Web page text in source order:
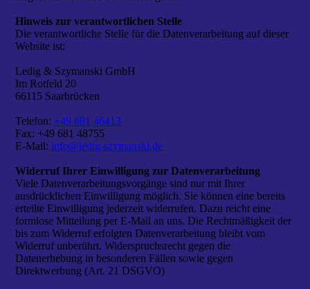
Hinweis zur verantwortlichen Stelle
Die verantwortliche Stelle für die Datenverarbeitung auf dieser
Website ist:
Ledig & Szymanski GmbH
Im Rotfeld 20
66115 Saarbrücken
Telefon: +49 681 46413
Fax: +49 681 48755
E-Mail: info@ledig-szymanski.de
Widerruf Ihrer Einwilligung zur Datenverarbeitung
Viele Datenverarbeitungsvorgänge sind nur mit Ihrer
ausdrücklichen Einwilligung möglich. Sie können eine bereits
erteilte Einwilligung jederzeit widerrufen. Dazu reicht eine
formlose Mitteilung per E-Mail an uns. Die Rechtmäßigkeit der
bis zum Widerruf erfolgten Datenverarbeitung bleibt vom
Widerruf unberührt. Widerspruchsrecht gegen die
Datenerhebung in besonderen Fällen sowie gegen
Direktwerbung (Art. 21 DSGVO)